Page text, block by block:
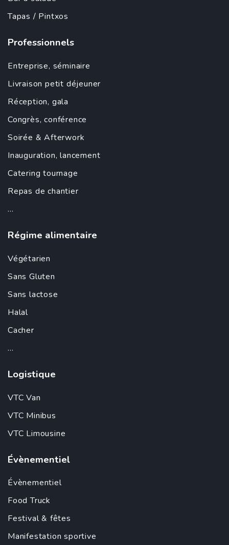
Tapas / Pintxos
Professionnels
Entreprise, séminaire
Livraison petit déjeuner
Réception, gala
Congrès, conférence
Soirée &Afterwork
Inauguration,lancement
Catering tournage
Repas de chantier
...
Régime alimentaire
Végétarien
Sans Gluten
Sans lactose
Halal
Cacher
...
Logistique
VTC Van
VTC Minibus
VTC Limousine
Évènementiel
Évènementiel
Food Truck
Festival & fêtes
Manifestation sportive